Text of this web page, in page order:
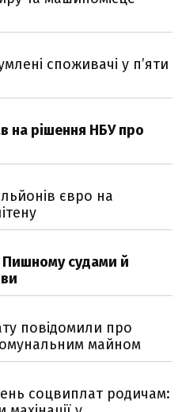
споживачі у п’яти
на рішення НБУ про
євро на
Пишному судами й
повідомили про
майном
соцвиплат родичам: